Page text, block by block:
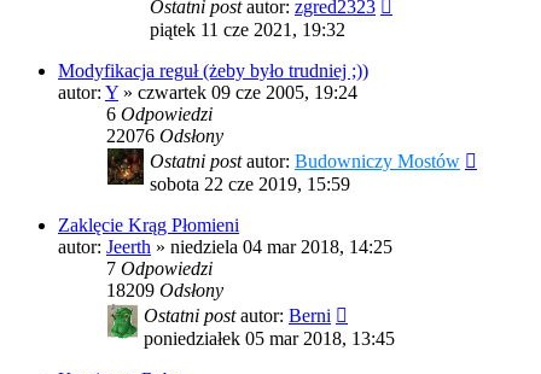
Ostatni postautor: zgred2323
piątek 11 cze 2021, 19:32
Modyfikacja reguł (żeby było trudniej ;))
autor: Y » czwartek 09 cze 2005, 19:24
6 Odpowiedzi
22076 Odsłony
Ostatni postautor: Budowniczy Mostów
sobota 22 cze 2019, 15:59
Zaklęcie Krąg Płomieni
autor: Jeerth » niedziela 04 mar 2018, 14:25
7 Odpowiedzi
18209 Odsłony
Ostatni postautor: Berni
poniedziałek 05 mar 2018, 13:45